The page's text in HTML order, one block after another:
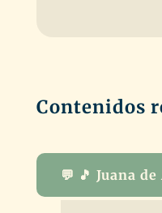
Contenidos
💬 🎵 Juana de